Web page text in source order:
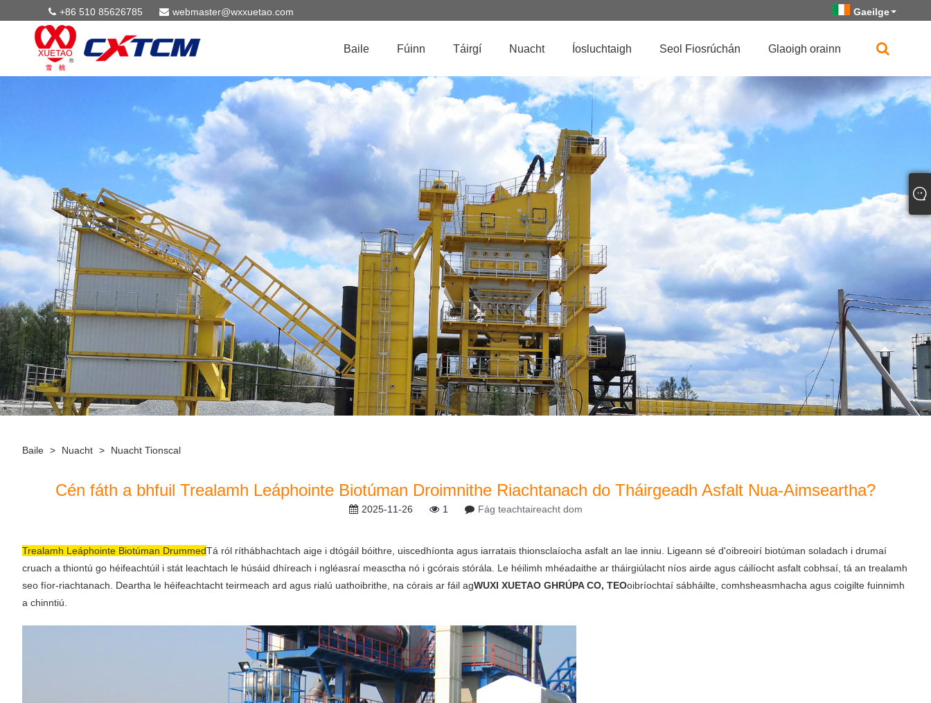
+86 510 85626785 webmaster@wxxuetao.com Gaeilge
Baile Fúinn Táirgí Nuacht Íosluchtaigh Seol Fiosrúchán Glaoigh orainn
Baile > Nuacht > Nuacht Tionscal
Cén fáth a bhfuil Trealamh Leáphointe Biotúman Droimnithe Riachtanach do Tháirgeadh Asfalt Nua-Aimseartha?
2025-11-26 1 Fág teachtaireacht dom
Trealamh Leáphointe Biotúman DrummedTá ról ríthábhachtach aige i dtógáil bóithre, uiscedhíonta agus iarratais thionsclaíocha asfalt an lae inniu. Ligeann sé d'oibreoirí biotúman soladach i drumaí
cruach a thiontú go héifeachtúil i stát leachtach le húsáid dhíreach i ngléasraí measctha nó i gcórais stórála. Le héilimh mhéadaithe ar tháirgiúlacht níos airde agus cáilíocht asfalt cobhsaí, tá an trealamh
seo fíor-riachtanach. Deartha le héifeachtacht teirmeach ard agus rialú uathoibrithe, na córais ar fáil agWUXI XUETAO GHRÚPA CO, TEOoibríochtaí sábháilte, comhsheasmhacha agus coigilte fuinnimh
a chinntiú.